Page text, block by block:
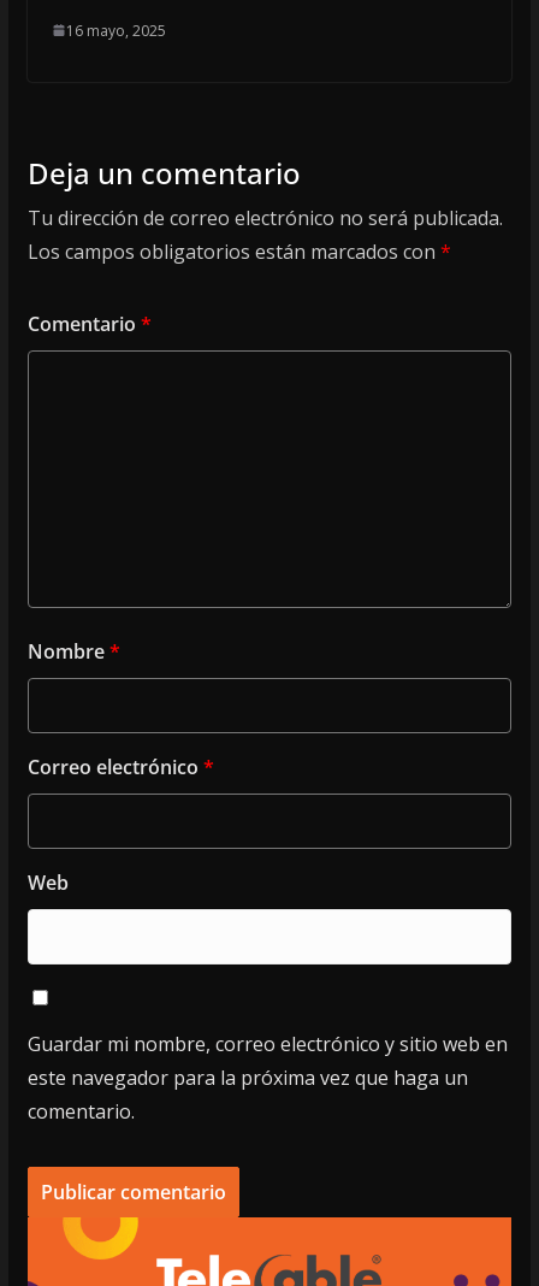
16 mayo, 2025
Deja un comentario
Tu dirección de correo electrónico no será publicada.
Los campos obligatorios están marcados con *
Comentario *
Nombre*
Correo electrónico *
Web
Guardar mi nombre, correo electrónico y sitio web en
este navegador para la próxima vez que haga un
comentario.